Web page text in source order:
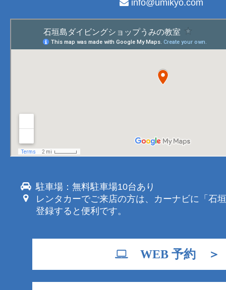
info@umikyo.com
駐車場：無料駐車場10台あり
レンタカーでご来店の方は、カーナビに「石
登録すると便利です。
WEB 予約 ＞